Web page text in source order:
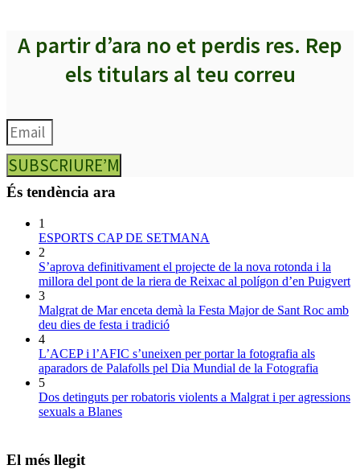
A partir d’ara no et perdis res. Rep
els titulars al teu correu
SUBSCRIURE’M
És tendència ara
1
ESPORTS CAP DE SETMANA
2
S’aprova definitivament el projecte de la nova rotonda i la
millora del pont de la riera de Reixac al polígon d’en Puigvert
3
Malgrat de Mar enceta demà la Festa Major de Sant Roc amb
deu dies de festa i tradició
4
L’ACEP i l’AFIC s’uneixen per portar la fotografia als
aparadors de Palafolls pel Dia Mundial de la Fotografia
5
Dos detinguts per robatoris violents a Malgrat i per agressions
sexuals a Blanes
El més llegit